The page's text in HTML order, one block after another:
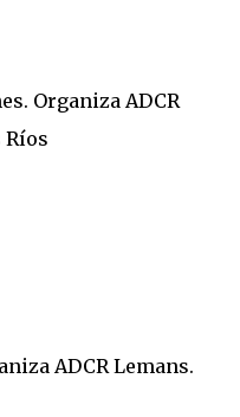
Organiza ADCR
Ríos
ADCR Lemans.